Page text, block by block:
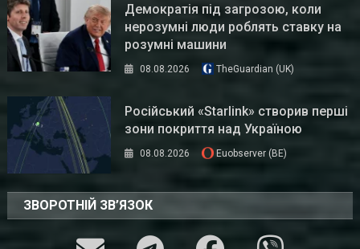
Демократія під загрозою, коли
нерозумні люди роблять ставку на
розумні машини
08.08.2026 TheGuardian (UK)
Російський «Starlink» створив перші
зони покриття над Україною
08.08.2026 Euobserver (BE)
ЗВОРОТНІЙ ЗВ’ЯЗОК